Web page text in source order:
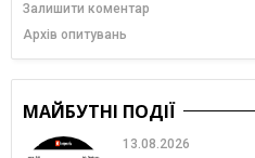
Залишити коментар
Архів опитувань
МАЙБУТНІ ПОДІЇ
13.08.2026